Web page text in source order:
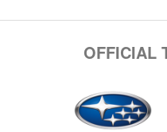
OFFICIAL